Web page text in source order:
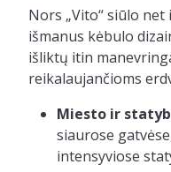
Nors „Vito“ siūlo net
išmanus kėbulo
išliktų itin
reikalaujančioms
Miesto ir
siaurose
intensyviose